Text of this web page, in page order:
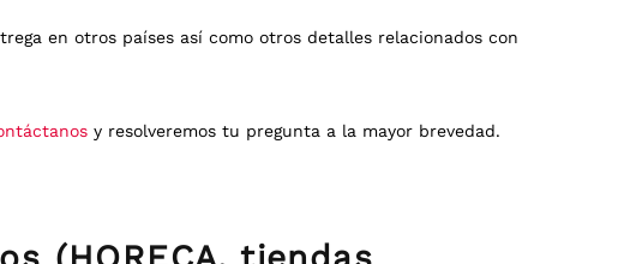
en otros países así como otros detalles relacionados con
y resolveremos tu pregunta a la mayor brevedad.